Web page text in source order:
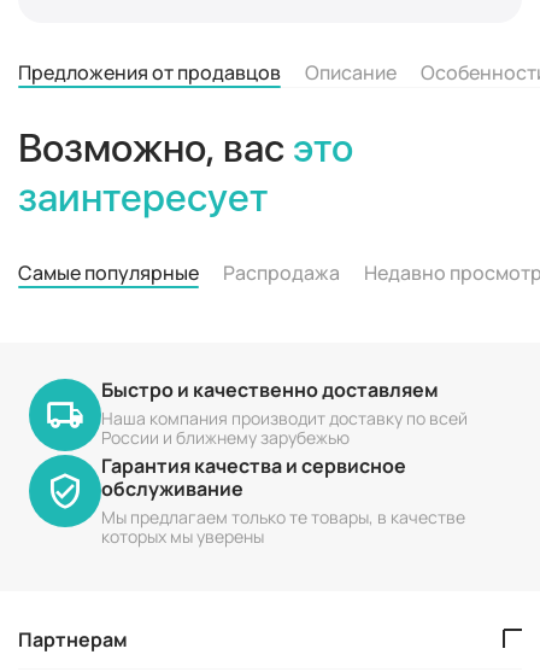
Предложения от продавцов Описание
Возможно, вас это
заинтересует
Самые популярные Распродажа Недавно
Быстро и качественно доставляем
Наша компания производит доставку по всей
России и ближнему зарубежью
Гарантия качества и сервисное
обслуживание
Мы предлагаем только те товары, в качестве
которых мы уверены
Партнерам